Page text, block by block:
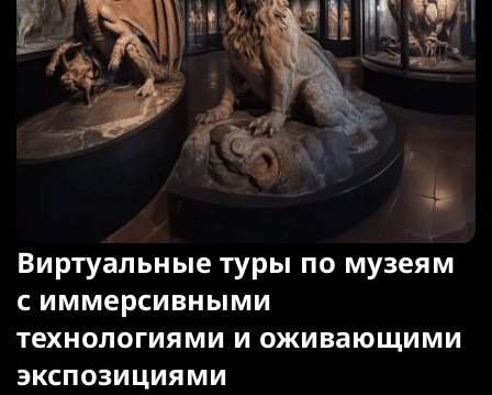
Виртуальные туры по музеям
с иммерсивными
технологиями и оживающими
экспозициями